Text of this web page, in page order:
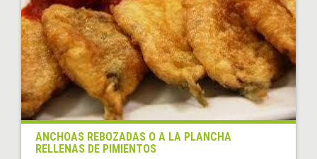
ANCHOAS REBOZADAS O A LA PLANCHA
RELLENAS DE PIMIENTOS